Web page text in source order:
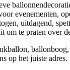
evenementen,
uitdagend,
om te praten over
op het juiste adres.